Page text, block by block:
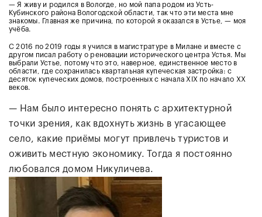
— Я живу и родился в Вологде, но мой папа родом из Усть-
Кубинского района Вологодской области, так что эти места мне
знакомы. Главная же причина, по которой я оказался в Устье, — моя
учёба.
С 2016 по 2019 годы я учился в магистратуре в Милане и вместе с
другом писал работу о реновации исторического центра Устья. Мы
выбрали Устье, потому что это, наверное, единственное место в
области, где сохранилась квартальная купеческая застройка: с
десяток купеческих домов, построенных с начала XIX по начало XX
веков.
— Нам было интересно понять с архитектурной
точки зрения, как вдохнуть жизнь в угасающее
село, какие приёмы могут привлечь туристов и
оживить местную экономику. Тогда я постоянно
любовался домом Никуличева.